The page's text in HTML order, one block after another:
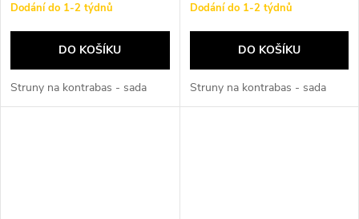
Dodání do 1-2 týdnů
DO KOŠÍKU
Struny na kontrabas - sada
Dodání do 1-2 týdnů
DO KOŠÍKU
Struny na kontrabas - sada